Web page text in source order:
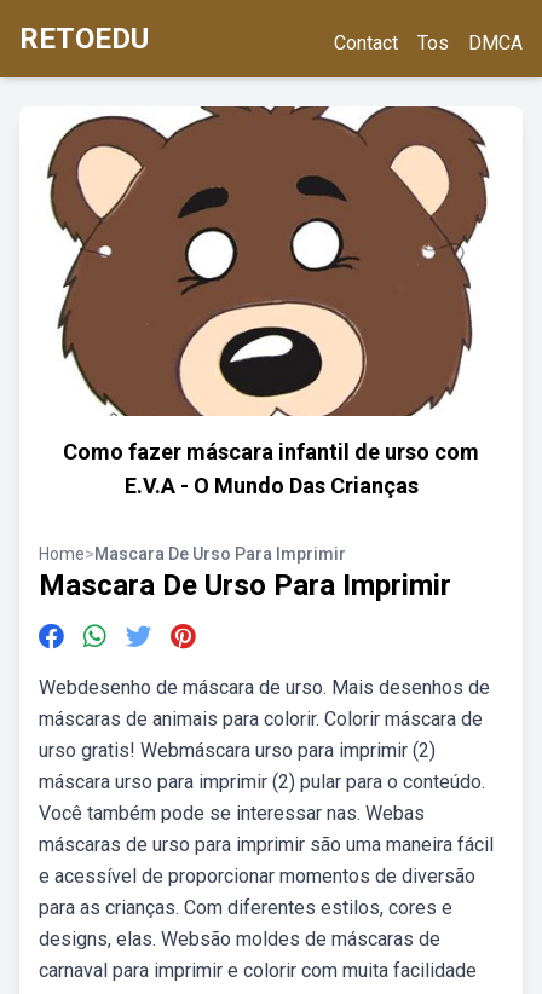
RETOEDU Contact Tos DMCA
Como fazer máscara infantil de urso com
E.V.A - O Mundo Das Crianças
Home>Mascara De Urso Para Imprimir
Mascara De Urso Para Imprimir
Webdesenho de máscara de urso. Mais desenhos de
máscaras de animais para colorir. Colorir máscara de
urso gratis! Webmáscara urso para imprimir (2)
máscara urso para imprimir (2) pular para o conteúdo.
Você também pode se interessar nas. Webas
máscaras de urso para imprimir são uma maneira fácil
e acessível de proporcionar momentos de diversão
para as crianças. Com diferentes estilos, cores e
designs, elas. Websão moldes de máscaras de
carnaval para imprimir e colorir com muita facilidade